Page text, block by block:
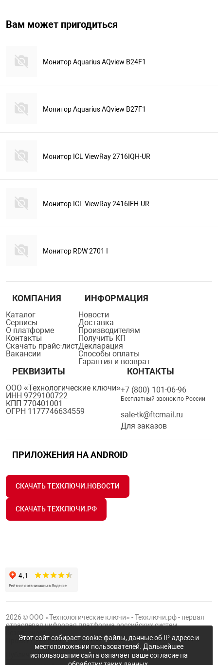
Вам может пригодиться
Монитор Aquarius AQview B24F1
Монитор Aquarius AQview B27F1
Монитор ICL ViewRay 2716IQH-UR
Монитор ICL ViewRay 2416IFH-UR
Монитор RDW 2701 I
КОМПАНИЯ
Каталог
Сервисы
О платформе
Контакты
Скачать прайс-лист
Вакансии
ИНФОРМАЦИЯ
Новости
Доставка
Производителям
Получить КП
Декларация
Способы оплаты
Гарантия и возврат
РЕКВИЗИТЫ
ООО «Технологические ключи»
ИНН 9729100722
КПП 770401001
ОГРН 1177746634559
КОНТАКТЫ
+7 (800) 101-06-96
Бесплатный звонок по России
sale-tk@ftcmail.ru
Для заказов
ПРИЛОЖЕНИЯ НА ANDROID
СКАЧАТЬ ТЕХКЛЮЧИ.НОВОСТИ
СКАЧАТЬ ТЕХКЛЮЧИ.РФ
2026 © ООО «Технологические ключи» - Техключи.рф - первая
отраслевая цифровая платформа российских систем
ПроектГруппы ФТК
Публичная оферта
Этот сайт собирает cookie-файлы, данные об IP-адресе и
местоположении пользователей. Дальнейшее
использование сайта означает ваше согласие на